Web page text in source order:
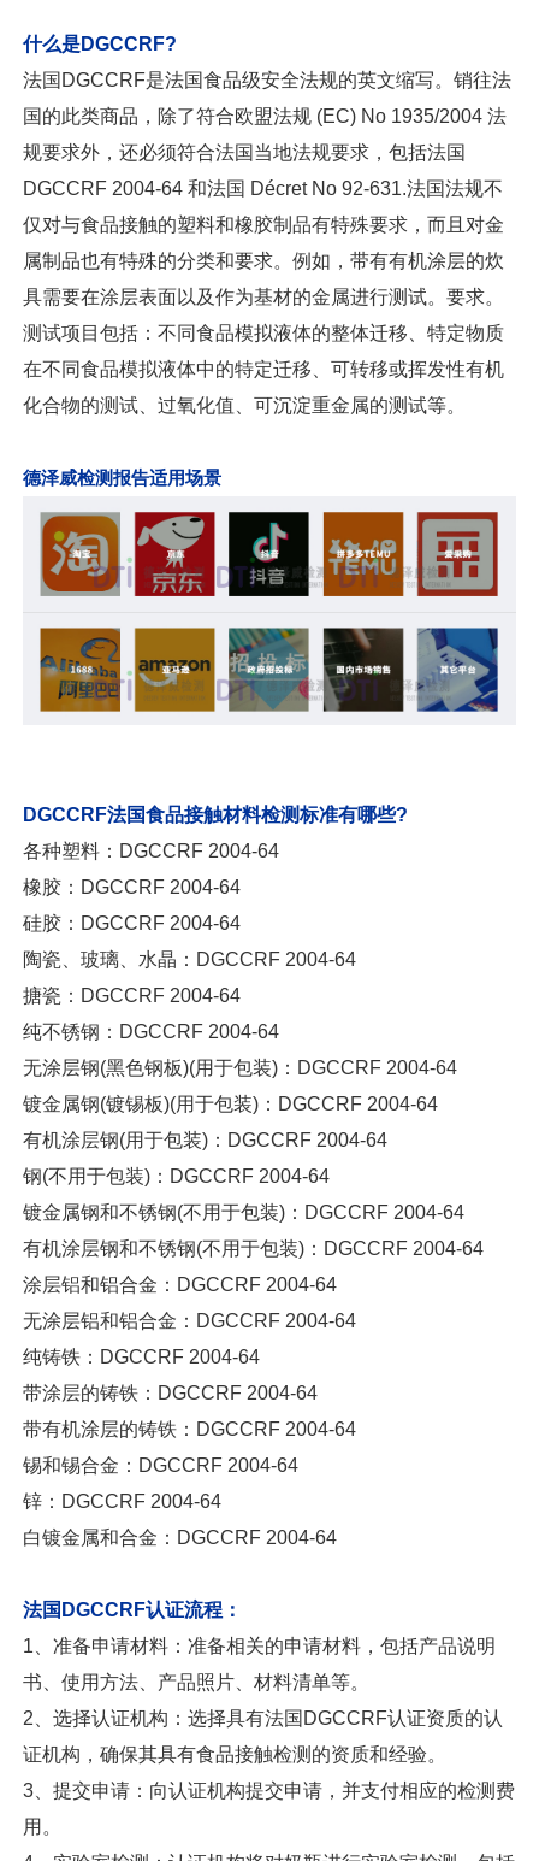
什么是DGCCRF?
法国DGCCRF是法国食品级安全法规的英文缩写。销往法
国的此类商品，除了符合欧盟法规 (EC) No 1935/2004 法
规要求外，还必须符合法国当地法规要求，包括法国
DGCCRF 2004-64 和法国 Décret No 92-631.法国法规不
仅对与食品接触的塑料和橡胶制品有特殊要求，而且对金
属制品也有特殊的分类和要求。例如，带有有机涂层的炊
具需要在涂层表面以及作为基材的金属进行测试。要求。
测试项目包括：不同食品模拟液体的整体迁移、特定物质
在不同食品模拟液体中的特定迁移、可转移或挥发性有机
化合物的测试、过氧化值、可沉淀重金属的测试等。
德泽威检测报告适用场景
DGCCRF法国食品接触材料检测标准有哪些?
各种塑料：DGCCRF 2004-64
橡胶：DGCCRF 2004-64
硅胶：DGCCRF 2004-64
陶瓷、玻璃、水晶：DGCCRF 2004-64
搪瓷：DGCCRF 2004-64
纯不锈钢：DGCCRF 2004-64
无涂层钢(黑色钢板)(用于包装)：DGCCRF 2004-64
镀金属钢(镀锡板)(用于包装)：DGCCRF 2004-64
有机涂层钢(用于包装)：DGCCRF 2004-64
钢(不用于包装)：DGCCRF 2004-64
镀金属钢和不锈钢(不用于包装)：DGCCRF 2004-64
有机涂层钢和不锈钢(不用于包装)：DGCCRF 2004-64
涂层铝和铝合金：DGCCRF 2004-64
无涂层铝和铝合金：DGCCRF 2004-64
纯铸铁：DGCCRF 2004-64
带涂层的铸铁：DGCCRF 2004-64
带有机涂层的铸铁：DGCCRF 2004-64
锡和锡合金：DGCCRF 2004-64
锌：DGCCRF 2004-64
白镀金属和合金：DGCCRF 2004-64
法国DGCCRF认证流程：
1、准备申请材料：准备相关的申请材料，包括产品说明
书、使用方法、产品照片、材料清单等。
2、选择认证机构：选择具有法国DGCCRF认证资质的认
证机构，确保其具有食品接触检测的资质和经验。
3、提交申请：向认证机构提交申请，并支付相应的检测费
用。